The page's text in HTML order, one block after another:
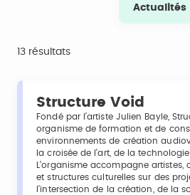
Actualités
13 résultats
Structure Void
Fondé par l’artiste Julien Bayle,
organisme de formation et de
environnements de création
la croisée de l’art, de la
L’organisme accompagne artistes,
et structures culturelles sur des
l’intersection de la création, de la